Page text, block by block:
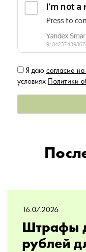
Я даю согласие
условиях Политики
16.07.2026
Штрафы
рублей